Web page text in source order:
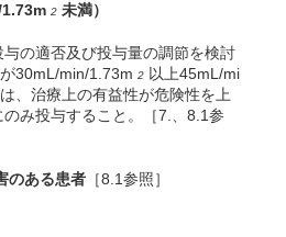
2 未満）
の適否及び投与量の調節を検討
30mL/min/1.73m 2 以上45mL/mi
、治療上の有益性が危険性を上
み投与すること。［7.、8.1参
のある患者 ［8.1参照］